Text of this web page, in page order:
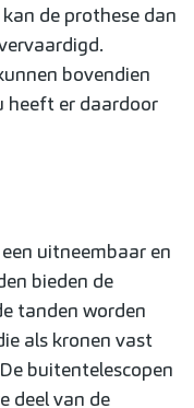
de prothese dan
bovendien
heeft er daardoor
uitneembaar en
bieden de
tanden worden
als kronen vast
buitentelescopen
deel van de